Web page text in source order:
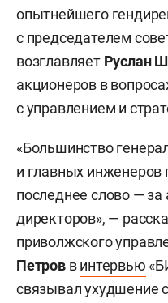
опытнейшего
с председателем
возглавляет Руслан
акционеров в
с управлением и
«Большинство
и главных инженеров
последнее слово —
директоров», —
приволжского
Петроввинтервью
связывал ухудшение